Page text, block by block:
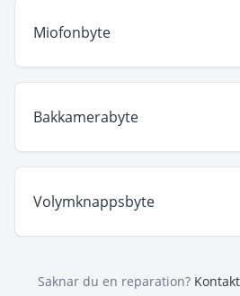
Miofonbyte
Bakkamerabyte
Volymknappsbyte
Saknar du en reparation?